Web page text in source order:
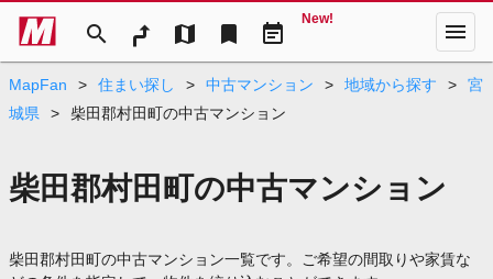
search map bookmark event_note
New! menu
MapFan > 住まい探し > 中古マンション > 地域から探す >
宮
城県
> 柴田郡村田町の中古マンション
柴田郡村田町の中古マンション
柴田郡村田町の中古マンション一覧です。ご希望の間取りや家賃な